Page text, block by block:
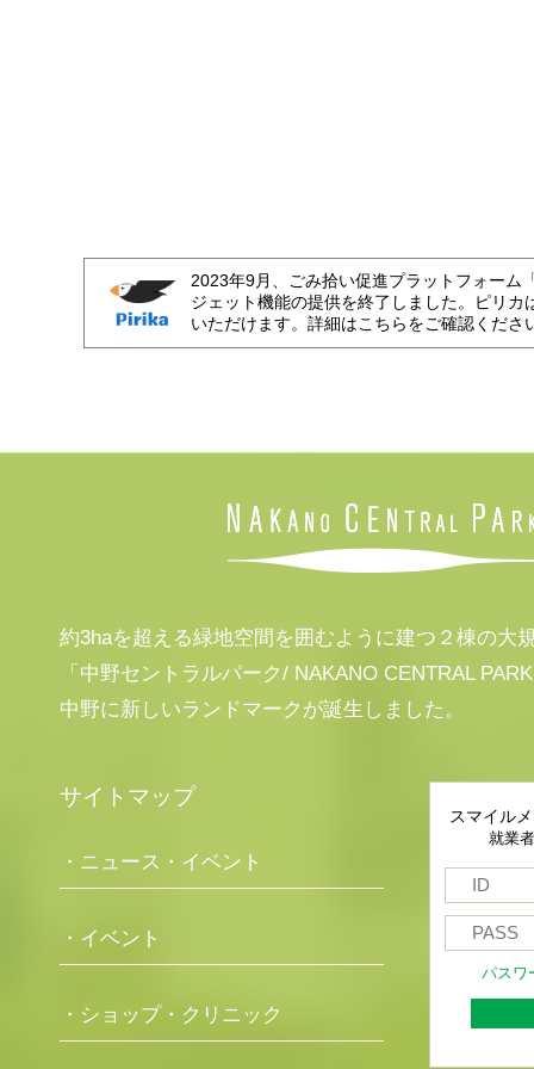
2023年9月、ごみ拾い促進プラットフォーム
ジェット機能の提供を終了しました。ピリカ
いただけます。詳細はこちらをご確認くださ
約3haを超える緑地空間を囲むように建つ２棟の大
「中野セントラルパーク/ NAKANO CENTRAL
中野に新しいランドマークが誕生しました。
サイトマップ
・ニュース・イベント
・イベント
・ショップ・クリニック
スマイル
就業
パスワ